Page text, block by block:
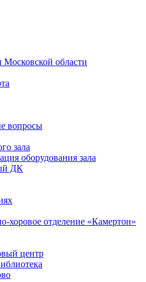
Московской области
вопросы
зала
оборудования зала
ДК
хоровое отделение «Камертон»
центр